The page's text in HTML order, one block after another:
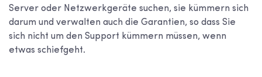
Server oder Netzwerkgeräte suchen, sie kümmern sich
darum und verwalten auch die Garantien, so dass Sie
sich nicht um den Support kümmern müssen, wenn
etwas schiefgeht.